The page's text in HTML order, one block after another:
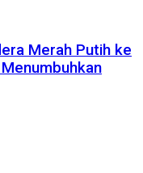
Merah Putih ke